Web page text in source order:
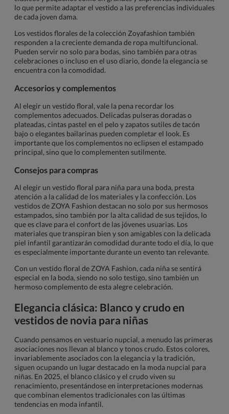
lo que permite adaptar el vestido a las preferencias individuales
de cada joven dama.
Los vestidos florales de la colección Zoyafashion también
responden a la creciente demanda de ropa multifuncional.
Pueden servir no solo para bodas, sino también para otras
celebraciones o incluso en el uso diario, donde la elegancia se
encuentra con la comodidad.
Accesorios y complementos
Al elegir un vestido floral, vale la pena recordar los
complementos adecuados. Delicadas pulseras doradas o
plateadas, cintas pastel en el pelo y zapatos sutiles de tacón
bajo o elegantes bailarinas pueden completar el look. Es
importante que los complementos no eclipsen el estampado
principal, sino que lo complementen sutilmente.
Consejos para compras
Al elegir un vestido floral para niña para una boda, presta
atención a la calidad de los materiales y la confección. Los
vestidos de ZOYA Fashion destacan no solo por sus hermosos
estampados, sino también por la alta calidad de sus tejidos, lo
que es clave para el confort de las jóvenes usuarias. Los
materiales que transpiran bien y son amigables con la delicada
piel infantil garantizarán comodidad durante todo el día, lo que
es especialmente importante durante un evento tan relevante.
Con un vestido floral de ZOYA Fashion, cada niña se sentirá
especial en la boda, siendo no solo testigo, sino también un
hermoso complemento de esta alegre celebración.
Elegancia clásica: Blanco y crudo en
vestidos de novia para niñas
Cuando pensamos en vestuario nupcial, a menudo las primeras
asociaciones nos llevan al blanco y tonos crudo. Estos colores,
invariablemente asociados con la elegancia y la tradición,
siguen ocupando un lugar destacado en la moda nupcial para
niñas. En 2025, el blanco clásico y el crudo viven su
renacimiento, presentándose en interpretaciones modernas
que combinan elementos tradicionales con las últimas
tendencias en moda infantil.